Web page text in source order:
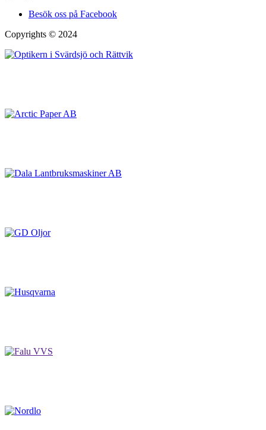
Besök oss på Facebook
Copyrights © 2024